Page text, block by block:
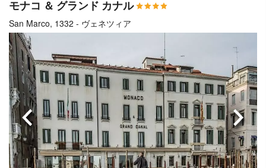
モナコ ＆ グランド カナル
San Marco, 1332 - ヴェネツィア
前へ 次へ